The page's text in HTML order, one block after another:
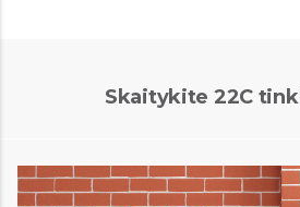
Skaitykite 22C